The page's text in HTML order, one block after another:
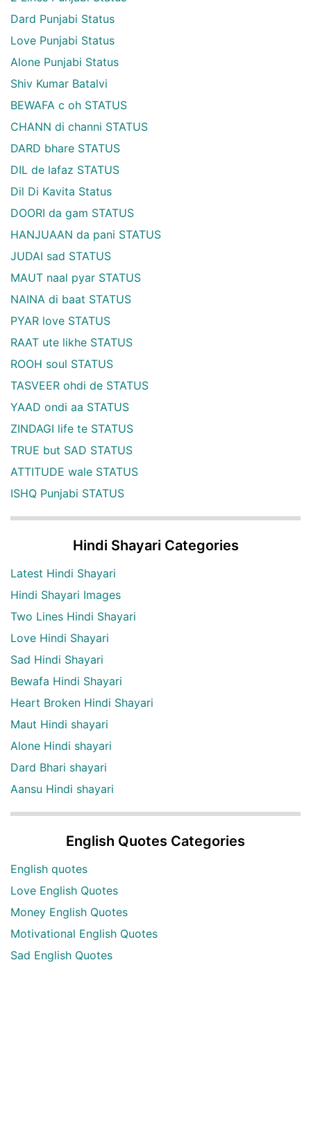
Dard Punjabi Status
Love Punjabi Status
Alone Punjabi Status
Shiv Kumar Batalvi
BEWAFA c oh STATUS
CHANN di channi STATUS
DARD bhare STATUS
DIL de lafaz STATUS
Dil Di Kavita Status
DOORI da gam STATUS
HANJUAAN da pani STATUS
JUDAI sad STATUS
MAUT naal pyar STATUS
NAINA di baat STATUS
PYAR love STATUS
RAAT ute likhe STATUS
ROOH soul STATUS
TASVEER ohdi de STATUS
YAAD ondi aa STATUS
ZINDAGI life te STATUS
TRUE but SAD STATUS
ATTITUDE wale STATUS
ISHQ Punjabi STATUS
Hindi Shayari Categories
Latest Hindi Shayari
Hindi Shayari Images
Two Lines Hindi Shayari
Love Hindi Shayari
Sad Hindi Shayari
Bewafa Hindi Shayari
Heart Broken Hindi Shayari
Maut Hindi shayari
Alone Hindi shayari
Dard Bhari shayari
Aansu Hindi shayari
English Quotes Categories
English quotes
Love English Quotes
Money English Quotes
Motivational English Quotes
Sad English Quotes